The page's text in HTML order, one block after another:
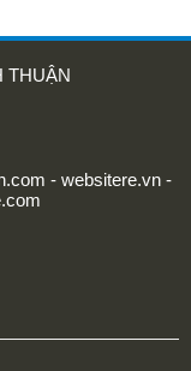
THUẬN
- websitere.vn -